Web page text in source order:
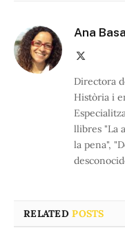
Ana
Directora
Història i
llibres "La
la pena",
RELATEDPOSTS